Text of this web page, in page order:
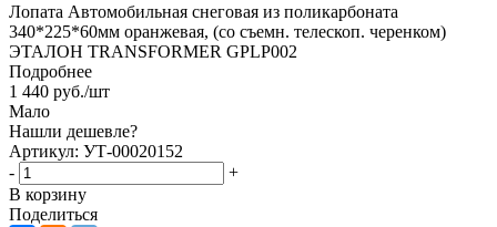
Лопата Автомобильная снеговая из поликарбоната
340*225*60мм оранжевая, (со съемн. телескоп. черенком)
ЭТАЛОН TRANSFORMER GPLP002
Подробнее
1 440 руб./шт
Мало
Нашли дешевле?
Артикул: УТ-00020152
-
+
В корзину
Поделиться